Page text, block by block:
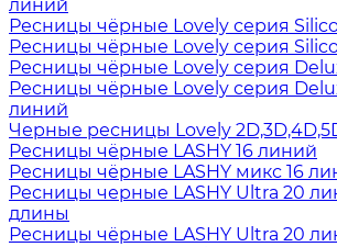
линий
Ресницы чёрные Lovely серия
Ресницы чёрные Lovely серия
Ресницы чёрные Lovely серия
Ресницы чёрные Lovely серия
линий
Черные ресницы Lovely
Ресницы чёрные LASHY 16 линий
Ресницы чёрные LASHY микс 16
Ресницы черные LASHY Ultra 20
длины
Ресницы чёрные LASHY Ultra 20